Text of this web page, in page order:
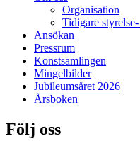
Organisation
Tidigare
Ansökan
Pressrum
Konstsamlingen
Mingelbilder
Jubileumsåret 2026
Årsboken
Följ oss